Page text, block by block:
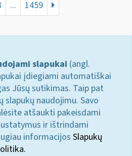
... 1459
slapukai (angl.
įdiegiami automatiškai
Jūsų sutikimas. Taip pat
naudojimu. Savo
atšaukti pakeisdami
ir ištrindami
informacijos Slapukų